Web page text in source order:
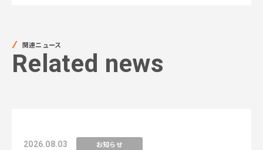
関連ニュース
Related news
2026.08.03 お知らせ